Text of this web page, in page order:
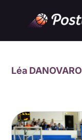
Léa DANOVARO